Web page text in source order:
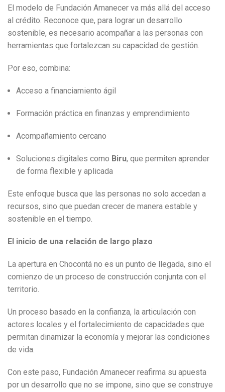
El modelo de Fundación Amanecer va más allá del acceso
al crédito. Reconoce que, para lograr un desarrollo
sostenible, es necesario acompañar a las personas con
herramientas que fortalezcan su capacidad de gestión.
Por eso, combina:
Acceso a financiamiento ágil
Formación práctica en finanzas y emprendimiento
Acompañamiento cercano
Soluciones digitales como Biru, que permiten aprender
de forma flexible y aplicada
Este enfoque busca que las personas no solo accedan a
recursos, sino que puedan crecer de manera estable y
sostenible en el tiempo.
El inicio de una relación de largo plazo
La apertura en Chocontá no es un punto de llegada, sino el
comienzo de un proceso de construcción conjunta con el
territorio.
Un proceso basado en la confianza, la articulación con
actores locales y el fortalecimiento de capacidades que
permitan dinamizar la economía y mejorar las condiciones
de vida.
Con este paso, Fundación Amanecer reafirma su apuesta
por un desarrollo que no se impone, sino que se construye